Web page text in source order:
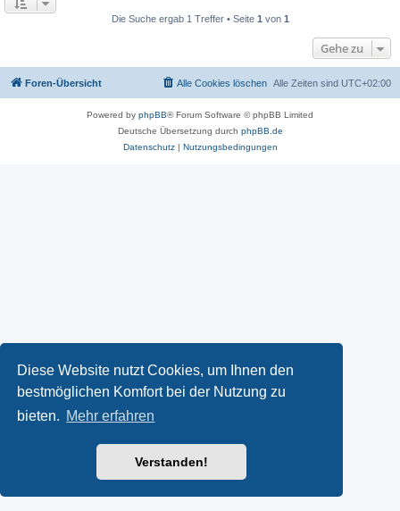
Diese Website nutzt Cookies, um Ihnen den
bestmöglichen Komfort bei der Nutzung zu
bieten. Mehr erfahren
Verstanden!
Die Suche ergab 1 Treffer • Seite 1 von 1
Gehe zu
Foren-Übersicht Alle Zeiten sind UTC+02:00
Alle Cookies löschen
Powered by phpBB® Forum Software © phpBB Limited
Deutsche Übersetzung durch phpBB.de
Datenschutz| Nutzungsbedingungen